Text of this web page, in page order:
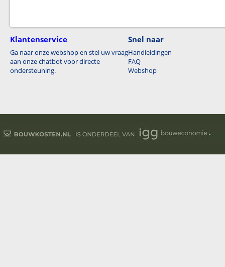
Klantenservice
Ga naar onze webshop en stel uw vraag
aan onze chatbot voor directe
ondersteuning.
Snel naar
Handleidingen
FAQ
Webshop